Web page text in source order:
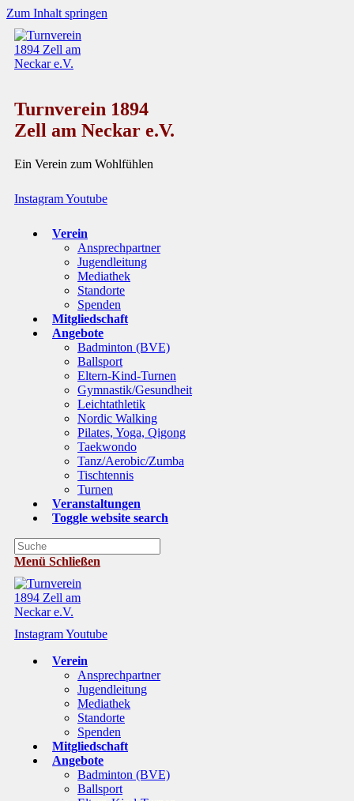
Zum Inhalt springen
Turnverein 1894
Zell am Neckar e.V.
Ein Verein zum Wohlfühlen
InstagramYoutube
Verein
Ansprechpartner
Jugendleitung
Mediathek
Standorte
Spenden
Mitgliedschaft
Angebote
Badminton (BVE)
Ballsport
Eltern-Kind-Turnen
Gymnastik/Gesundheit
Leichtathletik
Nordic Walking
Pilates, Yoga, Qigong
Taekwondo
Tanz/Aerobic/Zumba
Tischtennis
Turnen
Veranstaltungen
Toggle website search
Menü Schließen
InstagramYoutube
Verein
Ansprechpartner
Jugendleitung
Mediathek
Standorte
Spenden
Mitgliedschaft
Angebote
Badminton (BVE)
Ballsport